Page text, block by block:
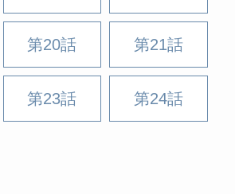
第20話 第21話
第23話 第24話